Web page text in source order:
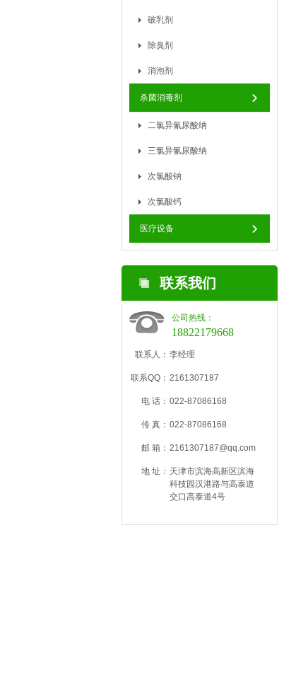
破乳剂
除臭剂
消泡剂
杀菌消毒剂
二氯异氰尿酸纳
三氯异氰尿酸纳
次氯酸钠
次氯酸钙
医疗设备
联系我们
公司热线：
18822179668
联系人： 李经理
联系QQ： 2161307187
电 话： 022-87086168
传 真： 022-87086168
邮 箱： 2161307187@qq.com
地 址： 天津市滨海高新区滨海
科技园汉港路与高泰道
交口高泰道4号